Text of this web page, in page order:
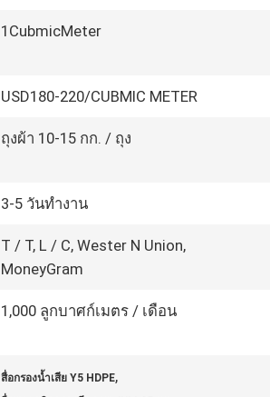
1CubmicMeter
USD180-220/CUBMIC METER
ถุงผ้า 10-15 กก. / ถุง
3-5 วันทำงาน
T / T, L / C, Wester N Union,
MoneyGram
1,000 ลูกบาศก์เมตร / เดือน
สื่อกรองน้ำเสีย Y5 HDPE,